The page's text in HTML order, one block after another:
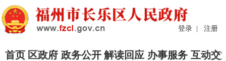
登录 | 注册
首页 区政府 政务公开 解读回应 办事服务 互动交